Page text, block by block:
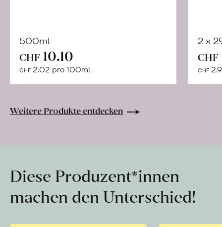
500ml
CHF 10.10
CHF 2.02 pro 100ml
Warenkorb
2 x
CHF
CHF
Weitere Produkte entdecken
Diese Produzent*innen
machen den Unterschied!